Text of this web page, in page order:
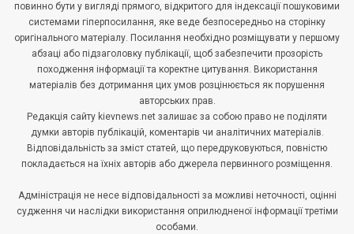
повинно бути у вигляді прямого, відкритого для індексації пошуковими
системами гіперпосилання, яке веде безпосередньо на сторінку
оригінального матеріалу. Посилання необхідно розміщувати у першому
абзаці або підзаголовку публікації, щоб забезпечити прозорість
походження інформації та коректне цитування. Використання
матеріалів без дотримання цих умов розцінюється як порушення
авторських прав.
Редакція сайту kievnews.net залишає за собою право не поділяти
думки авторів публікацій, коментарів чи аналітичних матеріалів.
Відповідальність за зміст статей, що передруковуються, повністю
покладається на їхніх авторів або джерела первинного розміщення.
Адміністрація не несе відповідальності за можливі неточності, оцінні
судження чи наслідки використання оприлюдненої інформації третіми
особами.